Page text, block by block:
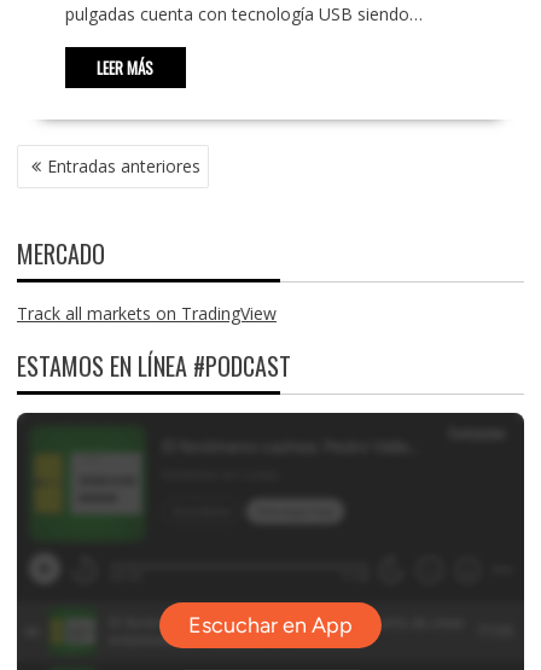
pulgadas cuenta con tecnología USB siendo…
LEER MÁS
NAVEGACIÓN
DE Entradas anteriores
MERCADO
Track all markets on TradingView
ESTAMOS EN LÍNEA #PODCAST